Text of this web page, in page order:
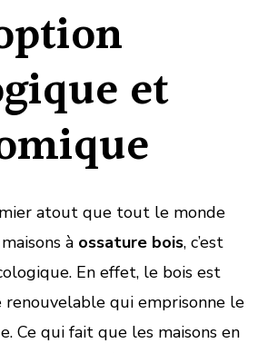
et
atout que tout le monde
à ossature bois, c’est
En effet, le bois est
renouvelable qui emprisonne le
Ce qui fait que les maisons en